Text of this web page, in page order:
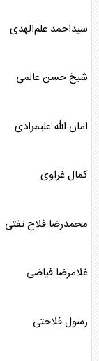
سیداحمد علم‌الهدی
شیخ حسن عالمی
امان الله علیمرادی
کمال غراوی
محمدرضا فلاح تفتی
غلامرضا فیاضی
رسول فلاحتی